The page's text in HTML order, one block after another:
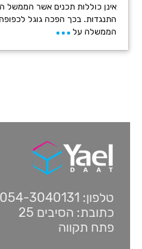
אינן כוללות תכנים אשר הממשל
התנגדות. בכך הפכה גוגל
הממשלה על
טלפון: 054-3040131
כתובת: הסיבים 25
פתח תקווה